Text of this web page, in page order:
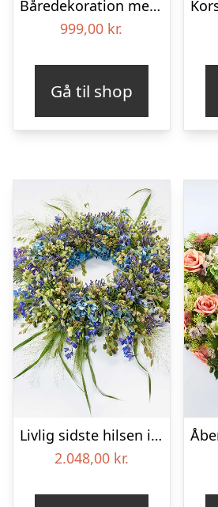
Båredekoration med bånd i klassisk stil – creme
999,00 kr.
Gå til shop
Livlig sidste hilsen i blå – Blomster til begravelse
2.048,00 kr.